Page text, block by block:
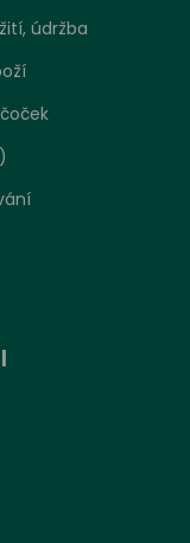
údržba